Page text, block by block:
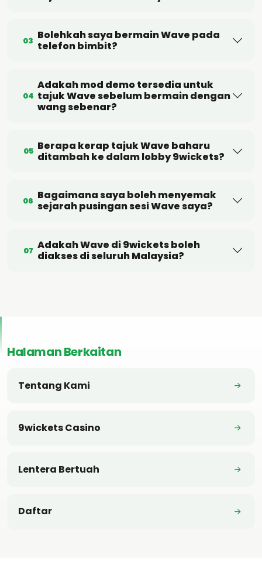
03 Bolehkah saya bermain Wave pada
telefon bimbit?
04
Adakah mod demo tersedia untuk
tajuk Wave sebelum bermain dengan
wang sebenar?
05 Berapa kerap tajuk Wave baharu
ditambah ke dalam lobby 9wickets?
06 Bagaimana saya boleh menyemak
sejarah pusingan sesi Wave saya?
07 Adakah Wave di 9wickets boleh
diakses di seluruh Malaysia?
Halaman Berkaitan
Tentang Kami
9wickets Casino
Lentera Bertuah
Daftar